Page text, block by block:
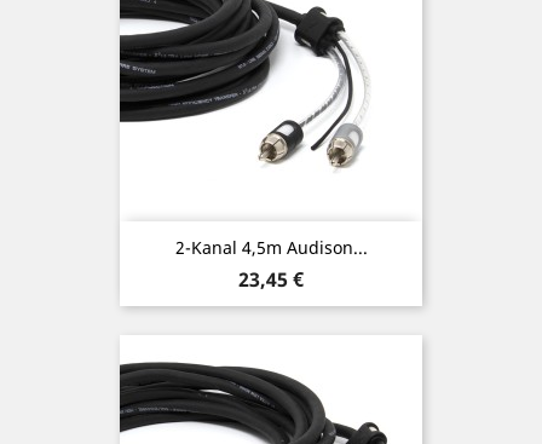
2-Kanal 4,5m Audison...
Preis
23,45 €